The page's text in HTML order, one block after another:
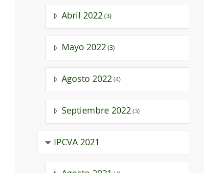
Abril 2022 (3)
Mayo 2022 (3)
Agosto 2022 (4)
Septiembre 2022 (3)
IPCVA 2021